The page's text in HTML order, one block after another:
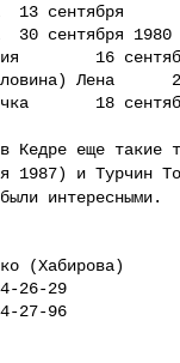
13 сентября
30 сентября 1980
16
Лена
18
Кедре еще такие
1987) и Турчин
были интересными.
(Хабирова)
26-29
27-96